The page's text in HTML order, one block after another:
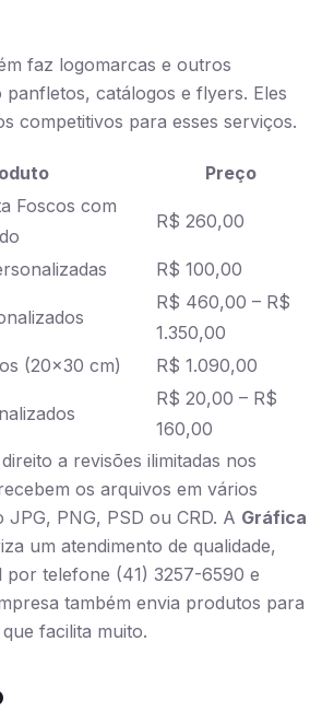
faz logomarcas e outros
panfletos, catálogos e flyers. Eles
competitivos para esses serviços.
Preço
Foscos com
R$ 260,00
R$ 100,00
R$ 460,00 – R$
1.350,00
(20×30 cm)
R$ 1.090,00
R$ 20,00 – R$
160,00
a revisões ilimitadas nos
os arquivos em vários
PNG, PSD ou CRD. A Gráfica
um atendimento de qualidade,
por telefone (41) 3257-6590 e
também envia produtos para
facilita muito.